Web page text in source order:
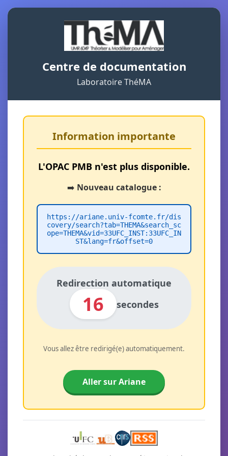
Centre de documentation
Laboratoire ThéMA
Information importante
L'OPAC PMB n'est plus disponible.
➡️ Nouveau catalogue :
https://ariane.univ-fcomte.fr/dis
covery/search?tab=THEMA&search_sc
ope=THEMA&vid=33UFC_INST:33UFC_IN
ST&lang=fr&offset=0
Redirection automatique
16 secondes
Vous allez être redirigé(e) automatiquement.
Aller sur Ariane